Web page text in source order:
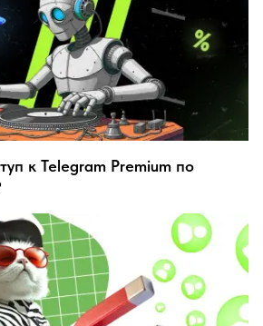
к Telegram Premium по